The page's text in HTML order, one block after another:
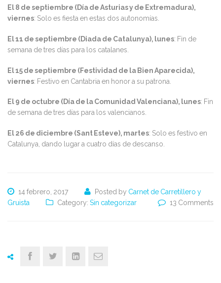
El 8 de septiembre (Día de Asturias y de Extremadura),
viernes: Solo es fiesta en estas dos autonomías.
El 11 de septiembre (Diada de Catalunya), lunes: Fin de
semana de tres días para los catalanes.
El 15 de septiembre (Festividad de la Bien Aparecida),
viernes: Festivo en Cantabria en honor a su patrona.
El 9 de octubre (Día de la Comunidad Valenciana), lunes: Fin
de semana de tres días para los valencianos.
El 26 de diciembre (Sant Esteve), martes: Solo es festivo en
Catalunya, dando lugar a cuatro días de descanso.
14 febrero, 2017 Posted by Carnet de Carretillero y
Gruista
Category: Sin categorizar 13 Comments